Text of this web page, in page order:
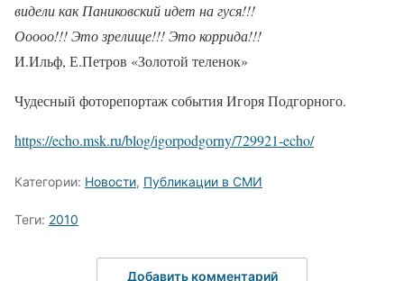
видели как Паниковский идет на гуся!!!
Ооооо!!! Это зрелище!!! Это коррида!!!
И.Ильф, Е.Петров «Золотой теленок»
Чудесный фоторепортаж события Игоря Подгорного.
https://echo.msk.ru/blog/igorpodgorny/729921-echo/
Категории: Новости, Публикации в СМИ
Теги: 2010
Добавить комментарий